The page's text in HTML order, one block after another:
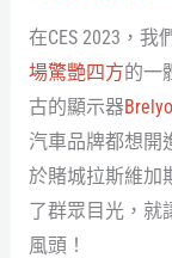
在CES 2023，
場驚艷四方的一
古的顯示器
汽車品牌都想開
於賭城拉斯維加
了群眾目光，就
風頭！